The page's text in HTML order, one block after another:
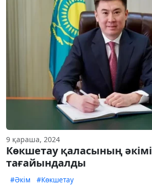
9 қараша, 2024
Көкшетау қаласының әкімі
тағайындалды
#Әкім #Көкшетау